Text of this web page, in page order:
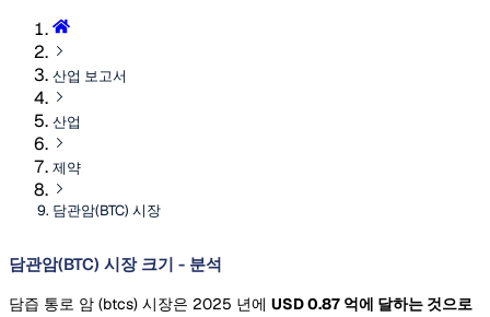
산업 보고서
산업
제약
담관암(BTC) 시장
담관암(BTC) 시장 크기 - 분석
담즙 통로 암 (btcs) 시장은 2025 년에 USD 0.87 억에 달하는 것으로